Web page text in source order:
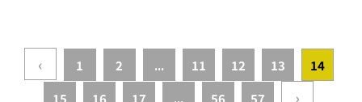
‹ 1 2 ... 11 12 13
14
15
16 17 ... 56 57 ›